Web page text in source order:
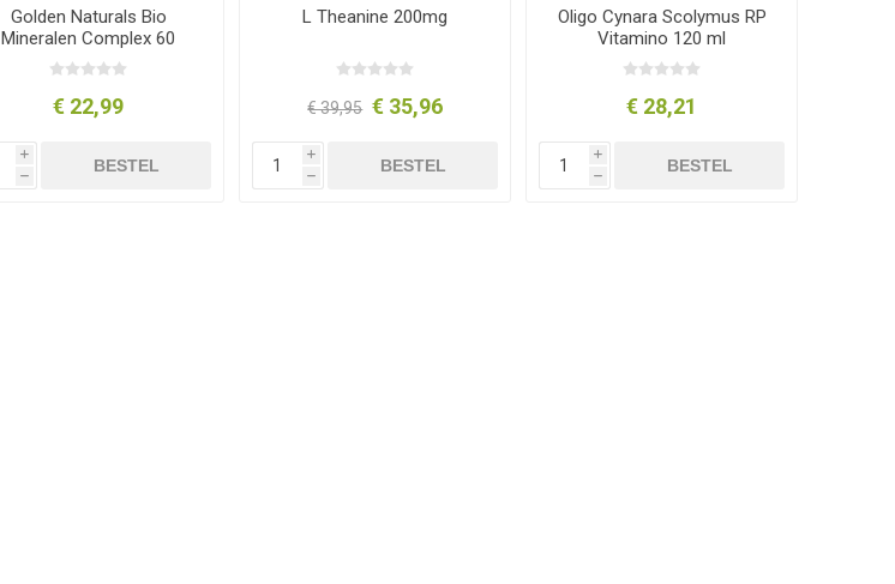
Golden Naturals Bio
Mineralen Complex 60
vegacapsules
€ 22,99
i
h
BESTEL
L Theanine 200mg
€ 39,95 € 35,96
i
h
BESTEL
Oligo Cynara Scolymus RP
Vitamino 120 ml
€ 28,21
i
h
BESTEL